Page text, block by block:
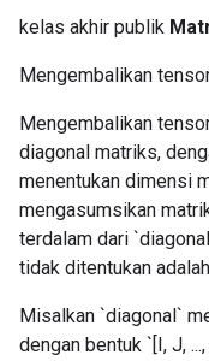
kelas akhir publik
Mengembalikan
Mengembalikan
diagonal matriks,
menentukan dimensi
mengasumsikan
terdalam dari
tidak ditentukan
Misalkan `diagonal`
dengan bentuk `[I, J,